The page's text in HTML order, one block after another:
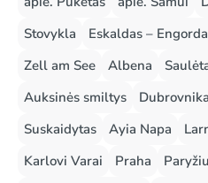
Stovykla
Eskaldas –
Zell am See
Albena
Auksinės smiltys
Suskaidytas
Ayia Napa
Karlovi Varai
Praha